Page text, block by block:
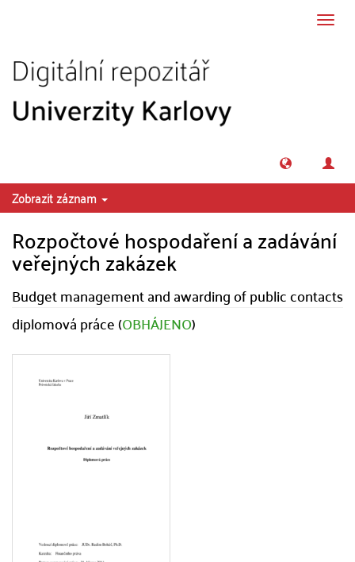
Zobrazit záznam
Rozpočtové hospodaření a zadávání
veřejných zakázek
Budget management and awarding of public contacts
diplomová práce (OBHÁJENO)